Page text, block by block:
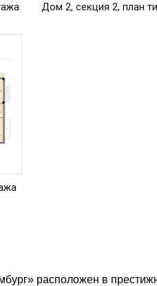
Дом 2, секция 2, план
расположен в